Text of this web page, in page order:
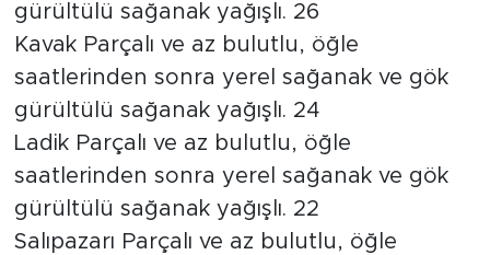
gürültülü sağanak yağışlı. 26
Kavak Parçalı ve az bulutlu, öğle
saatlerinden sonra yerel sağanak ve gök
gürültülü sağanak yağışlı. 24
Ladik Parçalı ve az bulutlu, öğle
saatlerinden sonra yerel sağanak ve gök
gürültülü sağanak yağışlı. 22
Salıpazarı Parçalı ve az bulutlu, öğle